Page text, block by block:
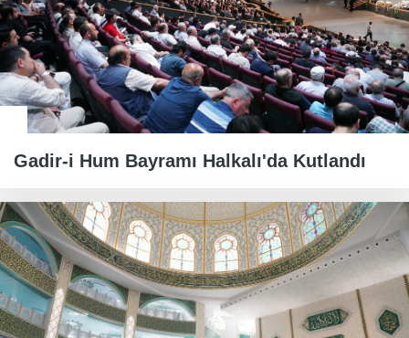
Gadir-i Hum Bayramı Halkalı'da Kutlandı